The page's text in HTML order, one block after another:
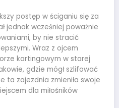
postęp w ściganiu się za
jednak wcześniej poważnie
by nie stracić
Wraz z ojcem
kartingowym w starej
gdzie mógł szlifować
ta zajezdnia zmieniła swoje
dla miłośników